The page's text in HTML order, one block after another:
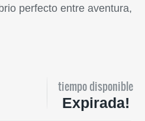
perfecto entre aventura,
tiempo disponible
Expirada!